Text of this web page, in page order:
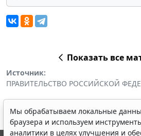
Показать все
Источник:
ПРАВИТЕЛЬСТВО РОССИЙСКОЙ
Мы обрабатываем локальные
браузера и используем
аналитики в целях улучшения и